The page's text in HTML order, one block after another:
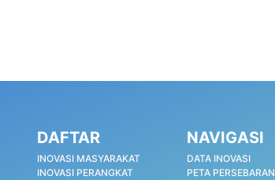
DAFTAR
INOVASI MASYARAKAT
INOVASI PERANGKAT
NAVIGASI
DATA INOVASI
PETA PERSEBARAN